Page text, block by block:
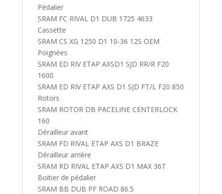
Pédalier
SRAM FC RIVAL D1 DUB 1725 4633
Cassette
SRAM CS XG 1250 D1 10-36 12S OEM
Poignées
SRAM ED RIV ETAP AXSD1 SJD RR/R F20
1600
SRAM ED RIV ETAP AXS D1 SJD FT/L F20 850
Rotors
SRAM ROTOR DB PACELINE CENTERLOCK
160
Dérailleur avant
SRAM FD RIVAL ETAP AXS D1 BRAZE
Dérailleur arrière
SRAM RD RIVAL ETAP AXS D1 MAX 36T
Boitier de pédalier
SRAM BB DUB PF ROAD 86.5